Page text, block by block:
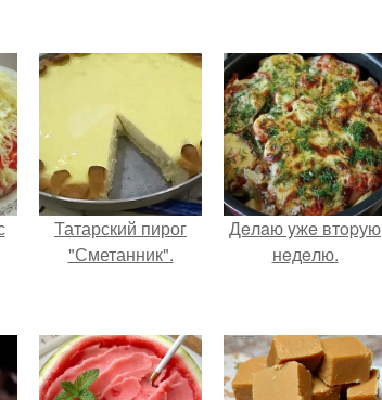
Татарский пирог
"Сметанник".
Дeлaю yжe втopую
нeдeлю.